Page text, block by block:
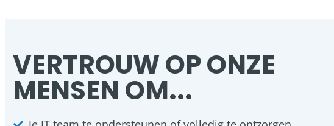
VERTROUW OP ONZE
MENSEN OM...